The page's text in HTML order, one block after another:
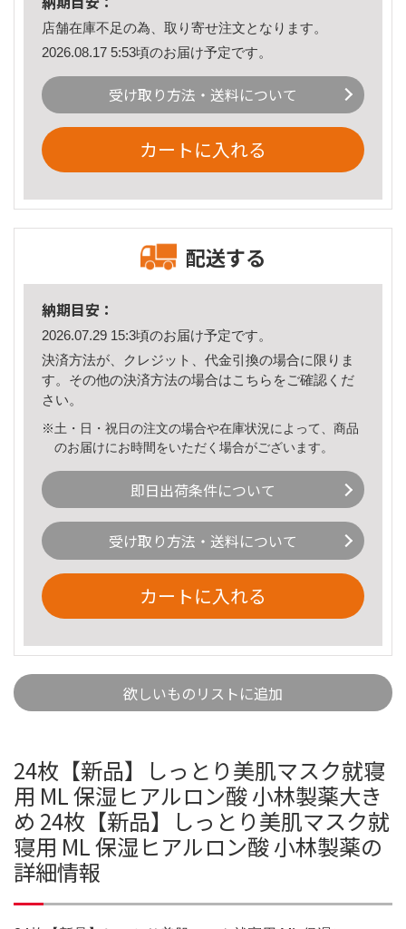
店舗在庫不足の為、取り寄せ注文となります。
2026.08.17 5:53頃のお届け予定です。
受け取り方法・送料について
カートに入れる
配送する
納期目安：
2026.07.29 15:3頃のお届け予定です。
決済方法が、クレジット、代金引換の場合に限りま
す。その他の決済方法の場合はこちら をご確認くだ
さい。
※土・日・祝日の注文の場合や在庫状況によって、商品
のお届けにお時間をいただく場合がございます。
即日出荷条件について
受け取り方法・送料について
カートに入れる
欲しいものリストに追加
24枚【新品】しっとり美肌マスク就寝
用 ML 保湿ヒアルロン酸 小林製薬大き
め 24枚【新品】しっとり美肌マスク就
寝用 ML 保湿ヒアルロン酸 小林製薬の
詳細情報